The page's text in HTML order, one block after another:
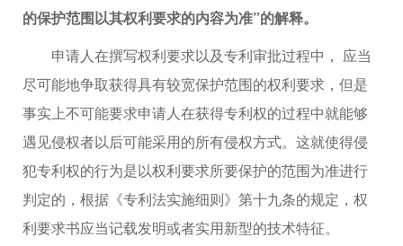
的保护范围以其权利要求的内容为准”的解释。
申请人在撰写权利要求以及专利审批过程中， 应当
尽可能地争取获得具有较宽保护范围的权利要求，但是
事实上不可能要求申请人在获得专利权的过程中就能够
遇见侵权者以后可能采用的所有侵权方式。这就使得侵
犯专利权的行为是以权利要求所要保护的范围为准进行
判定的，根据《专利法实施细则》第十九条的规定，权
利要求书应当记载发明或者实用新型的技术特征。